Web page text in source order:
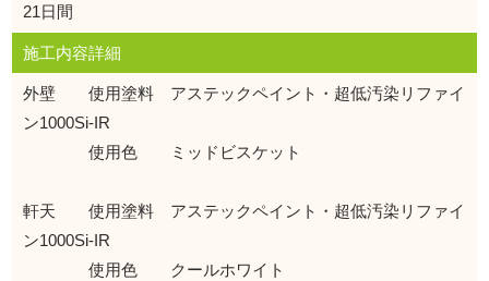
21日間
施工内容詳細
外壁 使用塗料 アステックペイント・超低汚染リファイ
ン1000Si-IR
使用色 ミッドビスケット
軒天 使用塗料 アステックペイント・超低汚染リファイ
ン1000Si-IR
使用色 クールホワイト